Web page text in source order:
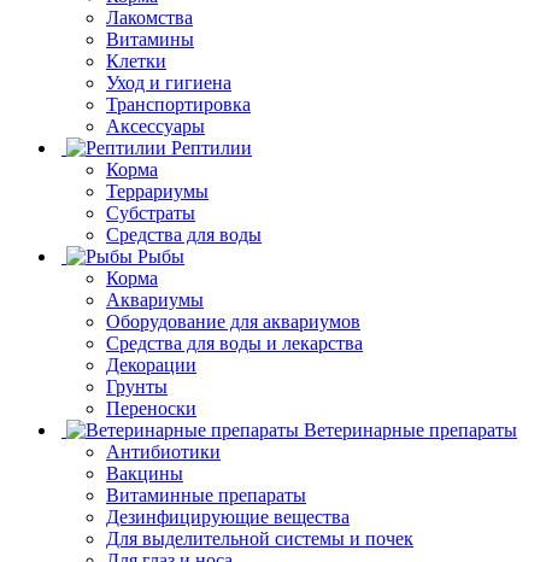
Лакомства
Витамины
Клетки
Уход и гигиена
Транспортировка
Аксессуары
Рептилии
Корма
Террариумы
Субстраты
Средства для воды
Рыбы
Корма
Аквариумы
Оборудование для аквариумов
Средства для воды и лекарства
Декорации
Грунты
Переноски
Ветеринарные препараты
Антибиотики
Вакцины
Витаминные препараты
Дезинфицирующие вещества
Для выделительной системы и почек